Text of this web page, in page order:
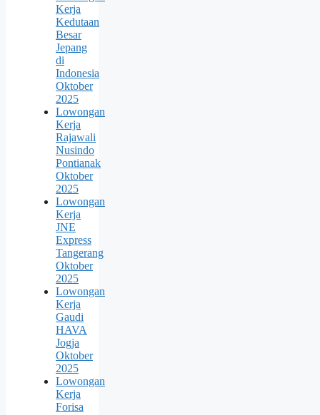
Kerja
Kedutaan
Besar
Jepang
di
Indonesia
Oktober
2025
Lowongan
Kerja
Rajawali
Nusindo
Pontianak
Oktober
2025
Lowongan
Kerja
JNE
Express
Tangerang
Oktober
2025
Lowongan
Kerja
Gaudi
HAVA
Jogja
Oktober
2025
Lowongan
Kerja
Forisa